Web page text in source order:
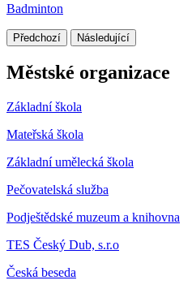
Badminton
Předchozí Následující
Městské organizace
Základní škola
Mateřská škola
Základní umělecká škola
Pečovatelská služba
Podještědské muzeum a knihovna
TES Český Dub, s.r.o
Česká beseda